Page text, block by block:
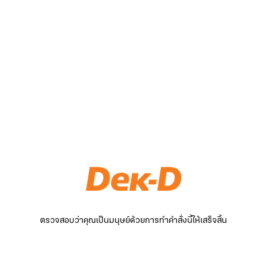
ตรวจสอบว่าคุณเป็นมนุษย์ด้วยการทำคำสั่งนี้ให้เสร็จสิ้น